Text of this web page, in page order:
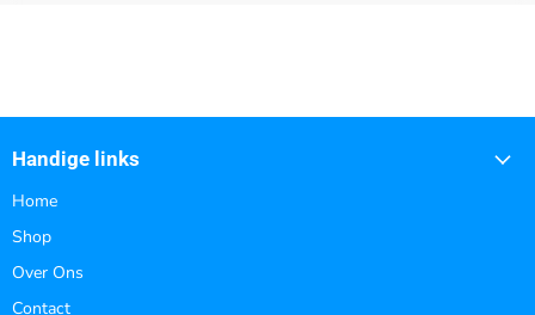
Handige links
Home
Shop
Over Ons
Contact